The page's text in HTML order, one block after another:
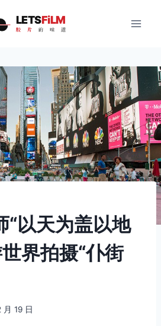
LETSFiLM
胶 片 的 味 道
“以天为盖以地
界拍摄“仆街
月 19 日